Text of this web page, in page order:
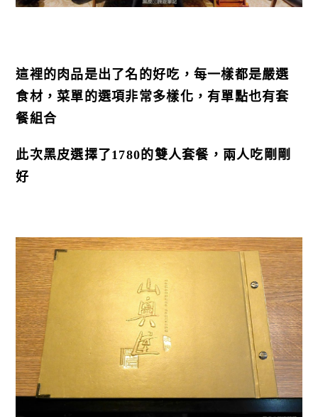
這裡的肉品是出了名的好吃，每一樣都是嚴選
食材，菜單的選項非常多樣化，有單點也有套
餐組合
此次黑皮選擇了1780的雙人套餐，兩人吃剛剛
好